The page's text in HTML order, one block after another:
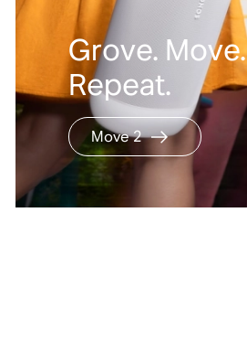
Grove. Move.
Repeat.
Move 2